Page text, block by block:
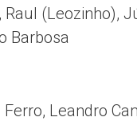
Raul (Leozinho),
Barbosa
Ferro, Leandro